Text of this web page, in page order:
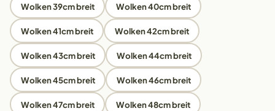
Wolken 39cm breit Wolken 40cm breit
Wolken 41cm breit Wolken 42cm breit
Wolken 43cm breit Wolken 44cm breit
Wolken 45cm breit Wolken 46cm breit
Wolken 47cm breit Wolken 48cm breit